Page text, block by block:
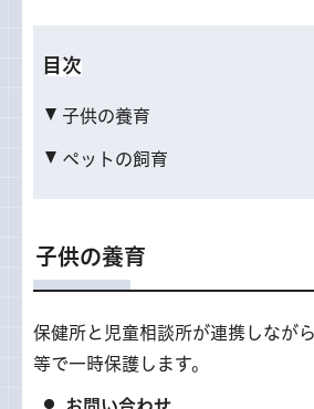
目次
子供の養育
ペットの飼育
子供の養育
保健所と児童相談所が連携しなが
等で一時保護します。
お問い合わせ